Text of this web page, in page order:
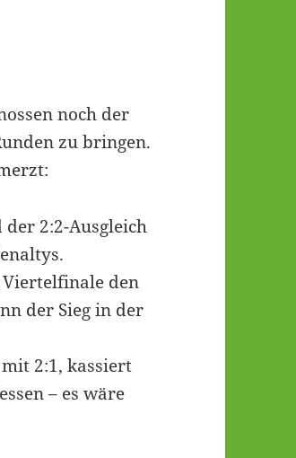
noch der
zu bringen.
der 2:2-Ausgleich
Viertelfinale den
der Sieg in der
2:1, kassiert
– es wäre